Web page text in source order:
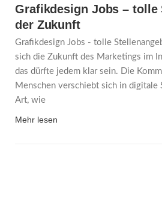
Grafikdesign Jobs – tolle
der Zukunft
Grafikdesign Jobs - tolle
sich die Zukunft des Marketings im
das dürfte jedem klar sein. Die
Menschen verschiebt sich in digitale
Art, wie
Mehr lesen